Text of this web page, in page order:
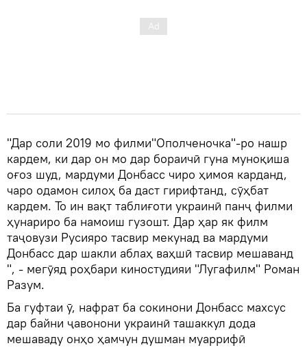
"Дар соли 2019 мо филми"Ополченочка"-ро нашр
кардем, ки дар он мо дар бораичӣ гуна муноқиша
оғоз шуд, мардуми Донбасс чиро ҳимоя карданд,
чаро одамон силоҳ ба даст гирифтанд, сӯҳбат
кардем. То ин вақт таблиғоти украинӣ панҷ филми
ҳунариро ба намоиш гузошт. Дар ҳар як филм
таҷовузи Русияро тасвир мекунад ва мардуми
Донбасс дар шакли аблаҳ ваҳшӣ тасвир мешаванд
", - мегӯяд роҳбари киностудияи "Лугафилм" Роман
Разум.
Ба гуфтаи ӯ, нафрат ба сокинони Донбасс махсус
дар байни ҷавонони украинӣ ташаккул дода
мешаваду онҳо ҳамчун душман муаррифӣ